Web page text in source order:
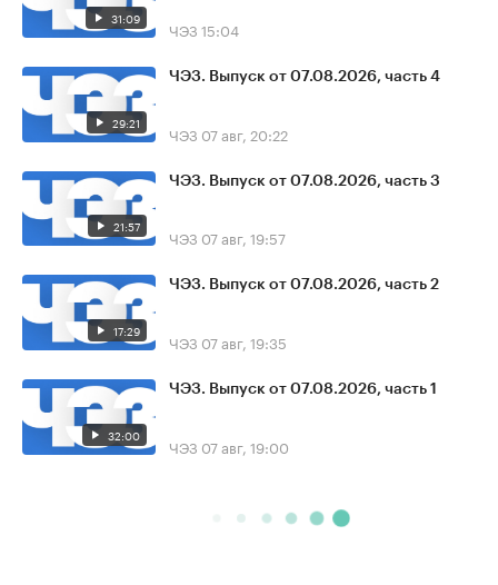
31:09 ЧЭЗ 15:04
29:21
ЧЭЗ. Выпуск от 07.08.2026, часть 4
ЧЭЗ 07 авг, 20:22
21:57
ЧЭЗ. Выпуск от 07.08.2026, часть 3
ЧЭЗ 07 авг, 19:57
17:29
ЧЭЗ. Выпуск от 07.08.2026, часть 2
ЧЭЗ 07 авг, 19:35
32:00
ЧЭЗ. Выпуск от 07.08.2026, часть 1
ЧЭЗ 07 авг, 19:00